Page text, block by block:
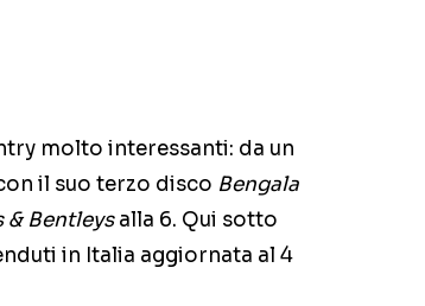
molto interessanti: da un
il suo terzo disco Bengala
& Bentleysalla 6. Qui sotto
in Italia aggiornata al 4